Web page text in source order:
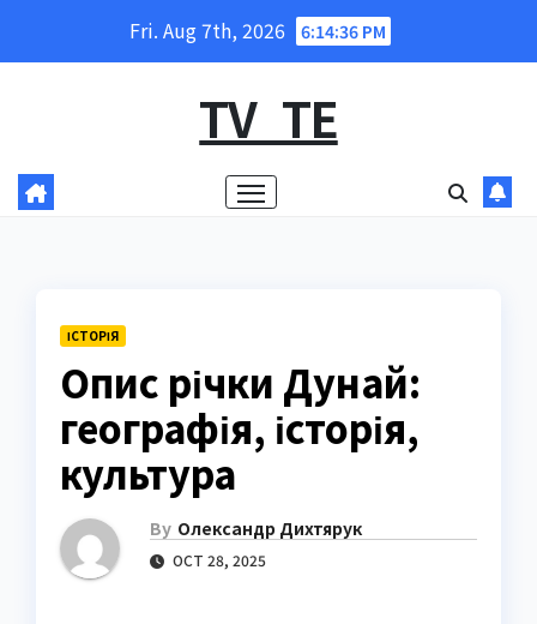
Fri. Aug 7th, 2026 6:14:37 PM
TV_TE
ІСТОРІЯ
Опис річки Дунай:
географія, історія,
культура
By Олександр Дихтярук
OCT 28, 2025